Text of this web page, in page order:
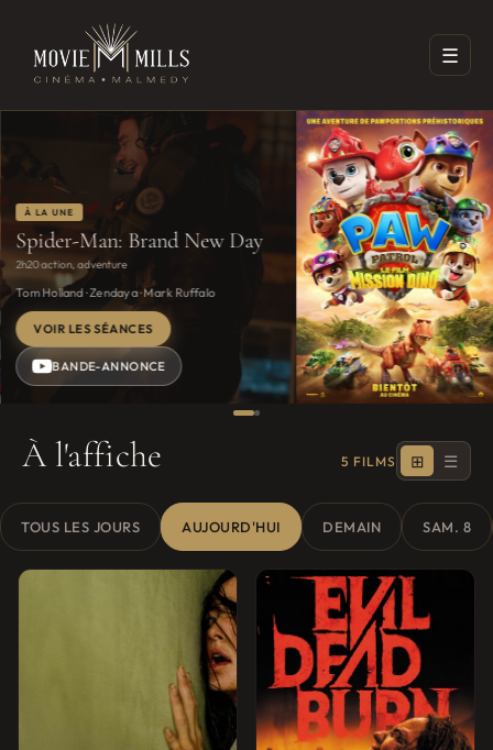
☰
Spider-Man: Brand New Day
action, adventure
Tom Holland · Zendaya · Mark Ruffalo
VOIR LES SÉANCES
BANDE-ANNONCE
À l'affiche 5 FILMS ⊞ ☰
TOUS LES JOURS AUJOURD'HUI DEMAIN SAM. 8